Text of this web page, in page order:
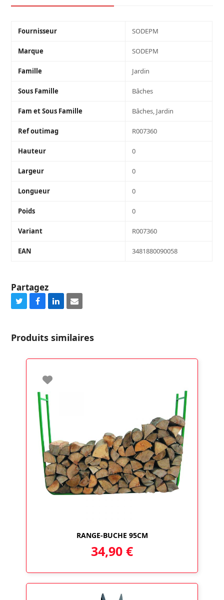
5
Fournisseur SODEPM
Marque SODEPM
Famille Jardin
Sous Famille Bâches
Fam et Sous Famille Bâches, Jardin
Ref outimag R007360
Hauteur 0
Largeur 0
Longueur 0
Poids 0
Variant R007360
EAN 3481880090058
Partagez
Share
Twitter
Share
Facebook
Share
LinkedIn
Share
Email
Produits similaires
RANGE-BUCHE 95CM
34,90 €